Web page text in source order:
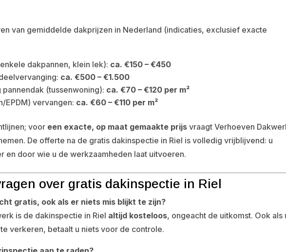
van gemiddelde dakprijzen in Nederland (indicaties, exclusief exacte
dakpannen, klein lek): ca. €150 – €450
ca. €500 – €1.500
(tussenwoning): ca. €70 – €120 per m²
EPDM) vervangen: ca. €60 – €110 per m²
voor een exacte, op maat gemaakte prijs vraagt Verhoeven
De offerte na de gratis dakinspectie in Riel is volledig vrijblijvend: u
en door wie u de werkzaamheden laat uitvoeren.
over gratis dakinspectie in Riel
gratis, ook als er niets mis blijkt te zijn?
is de dakinspectie in Riel altijd kosteloos, ongeacht de uitkomst. Ook als
verkeren, betaalt u niets voor de controle.